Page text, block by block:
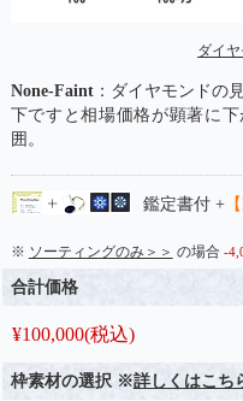
ダイ
None-Faint：ダイヤモンドの
下ですと相場価格が顕著に
囲。
鑑定書付 +
※ ソーティングのみ＞＞ の場合 -
合計価格
¥100,000(税込)
枠素材の選択 ※詳しくはこち